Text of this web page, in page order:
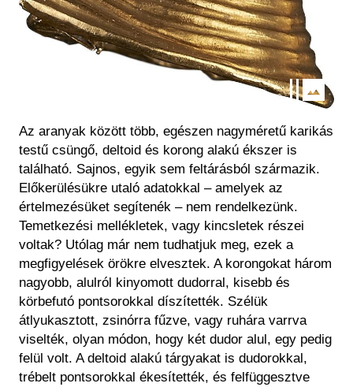
Az aranyak között több, egészen nagyméretű karikás
testű csüngő, deltoid és korong alakú ékszer is
található. Sajnos, egyik sem feltárásból származik.
Előkerülésükre utaló adatokkal – amelyek az
értelmezésüket segítenék – nem rendelkezünk.
Temetkezési mellékletek, vagy kincsletek részei
voltak? Utólag már nem tudhatjuk meg, ezek a
megfigyelések örökre elvesztek. A korongokat három
nagyobb, alulról kinyomott dudorral, kisebb és
körbefutó pontsorokkal díszítették. Szélük
átlyukasztott, zsinórra fűzve, vagy ruhára varrva
viselték, olyan módon, hogy két dudor alul, egy pedig
felül volt. A deltoid alakú tárgyakat is dudorokkal,
trébelt pontsorokkal ékesítették, és felfüggesztve